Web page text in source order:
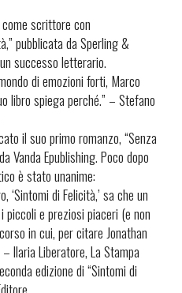
scrittore con
pubblicata da Sperling &
successo letterario.
di emozioni forti, Marco
libro spiega perché.” – Stefano
il suo primo romanzo, “Senza
Vanda Epublishing. Poco dopo
è stato unanime:
‘Sintomi di Felicità,’ sa che un
e preziosi piaceri (e non
in cui, per citare Jonathan
Ilaria Liberatore, La Stampa
edizione di “Sintomi di